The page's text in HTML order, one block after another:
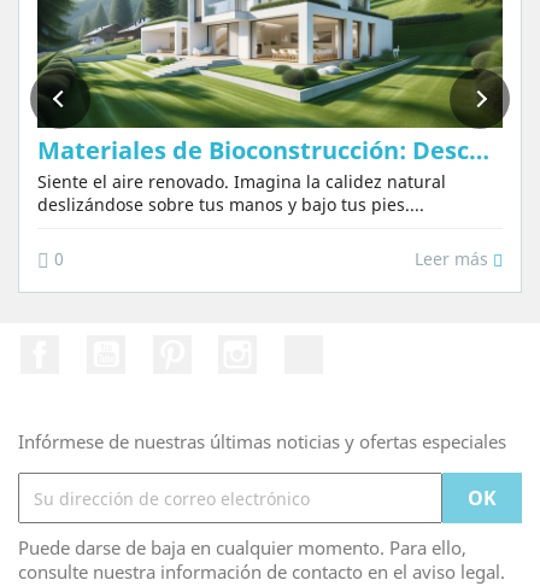
Materiales de Bioconstrucción: Descubre Sus Ventajas
Siente el aire renovado. Imagina la calidez natural
deslizándose sobre tus manos y bajo tus pies....
0 Leer más
Infórmese de nuestras últimas noticias y ofertas especiales
Puede darse de baja en cualquier momento. Para ello,
consulte nuestra información de contacto en el aviso legal.